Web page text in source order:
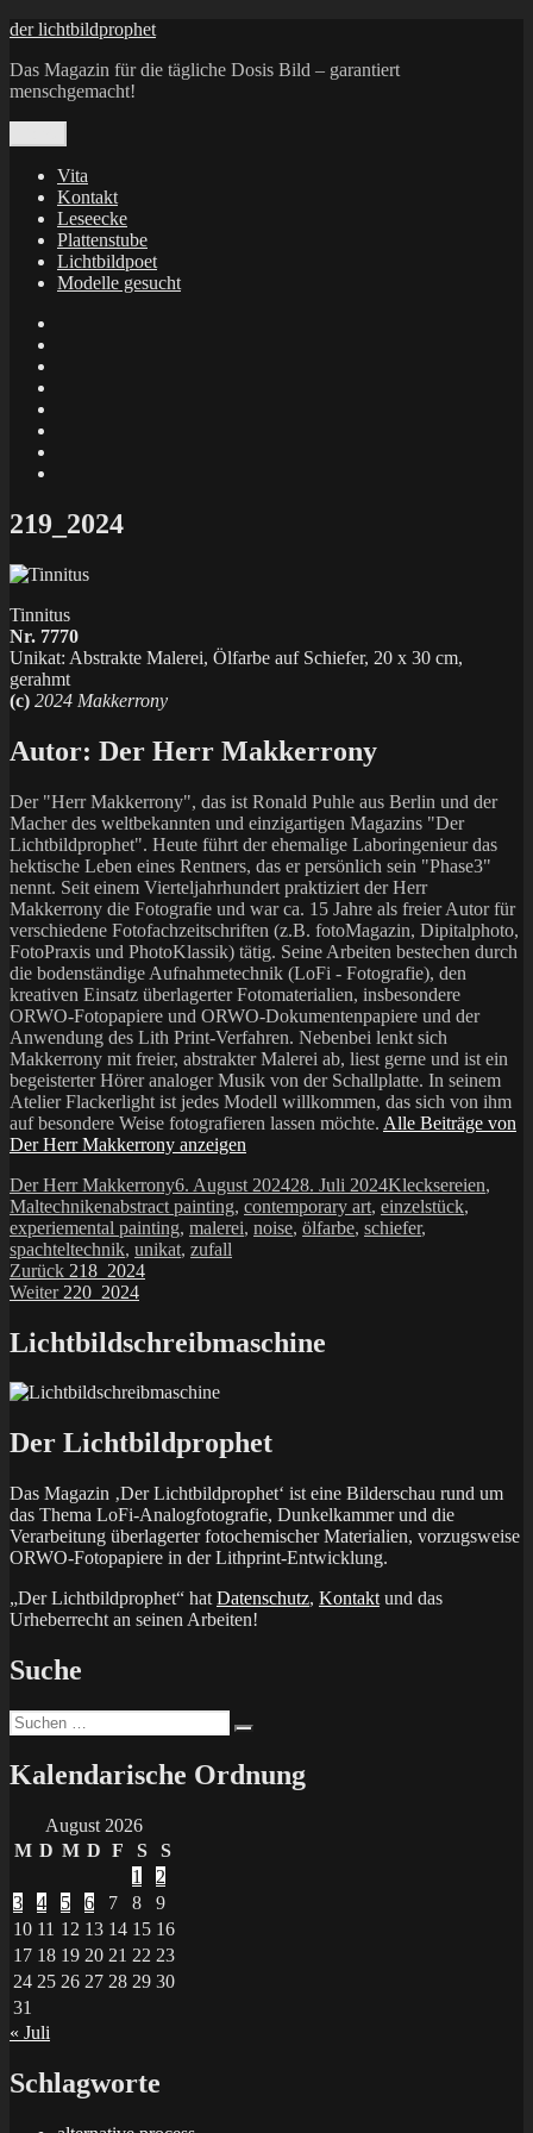
Zum
springen
der lichtbildprophet
Das Magazin für die tägliche Dosis Bild – garantiert
menschgemacht!
Vita
Kontakt
Leseecke
Plattenstube
Lichtbildpoet
Modelle gesucht
X
219_2024
Tinnitus
Nr. 7770
Unikat: Abstrakte Malerei, Ölfarbe auf Schiefer, 20 x 30 cm,
gerahmt
(c) 2024 Makkerrony
Autor: Der Herr Makkerrony
Der "Herr Makkerrony", das ist Ronald Puhle aus Berlin und der
Macher des weltbekannten und einzigartigen Magazins "Der
Lichtbildprophet". Heute führt der ehemalige Laboringenieur das
hektische Leben eines Rentners, das er persönlich sein "Phase3"
nennt. Seit einem Vierteljahrhundert praktiziert der Herr
Makkerrony die Fotografie und war ca. 15 Jahre als freier Autor für
verschiedene Fotofachzeitschriften (z.B. fotoMagazin, Dipitalphoto,
FotoPraxis und PhotoKlassik) tätig. Seine Arbeiten bestechen durch
die bodenständige Aufnahmetechnik (LoFi - Fotografie), den
kreativen Einsatz überlagerter Fotomaterialien, insbesondere
ORWO-Fotopapiere und ORWO-Dokumentenpapiere und der
Anwendung des Lith Print-Verfahren. Nebenbei lenkt sich
Makkerrony mit freier, abstrakter Malerei ab, liest gerne und ist ein
begeisterter Hörer analoger Musik von der Schallplatte. In seinem
Atelier Flackerlight ist jedes Modell willkommen, das sich von ihm
auf besondere Weise fotografieren lassen möchte. Alle Beiträge von
Der Herr Makkerrony anzeigen
Autor
Der Herr MakkerronyVeröffentlicht
am
6. August 202428. Juli 2024Kategorien
Klecksereien,
MaltechnikenSchlagwörter
abstract painting, contemporary art, einzelstück,
experiemental painting, malerei, noise, ölfarbe, schiefer,
spachteltechnik, unikat, zufall
Beitragsnavigation
Zurück Vorheriger
Beitrag:
218_2024
Weiter Nächster
220_2024
Lichtbildschreibmaschine
Der Lichtbildprophet
Das Magazin ‚Der Lichtbildprophet‘ ist eine Bilderschau rund um
das Thema LoFi-Analogfotografie, Dunkelkammer und die
Verarbeitung überlagerter fotochemischer Materialien, vorzugsweise
ORWO-Fotopapiere in der Lithprint-Entwicklung.
„Der Lichtbildprophet“ hat Datenschutz, Kontakt und das
Urheberrecht an seinen Arbeiten!
Suche
Suchen
nach:
Kalendarische Ordnung
August 2026
M D M D F S
S
1
2
3
4 5 6 7 8
9
10 11 12 13 14 15 16
17 18 19 20 21 22 23
24 25 26 27 28 29 30
31
« Juli
Schlagworte